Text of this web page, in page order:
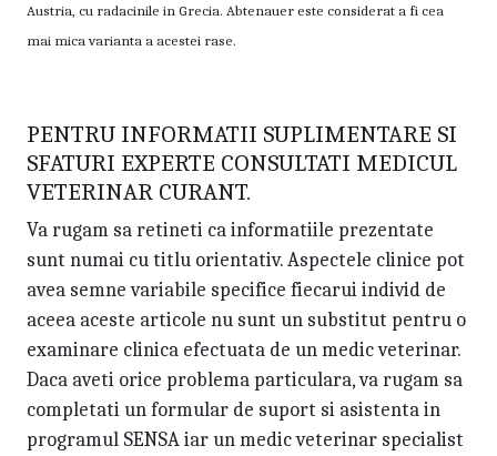
Austria, cu radacinile in Grecia. Abtenauer este considerat a fi cea
mai mica varianta a acestei rase.
PENTRU INFORMATII SUPLIMENTARE SI
SFATURI EXPERTE CONSULTATI MEDICUL
VETERINAR CURANT.
Va rugam sa retineti ca informatiile prezentate
sunt numai cu titlu orientativ. Aspectele clinice pot
avea semne variabile specifice fiecarui individ de
aceea aceste articole nu sunt un substitut pentru o
examinare clinica efectuata de un medic veterinar.
Daca aveti orice problema particulara, va rugam sa
completati un formular de suport si asistenta in
programul SENSA iar un medic veterinar specialist